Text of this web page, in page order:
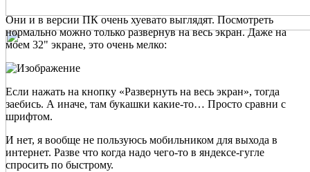
Они и в версии ПК очень хуевато выглядят. Посмотреть
нормально можно только развернув на весь экран. Даже на
моем 32" экране, это очень мелко:
Если нажать на кнопку «Развернуть на весь экран», тогда
заебись. А иначе, там букашки какие-то… Просто сравни с
шрифтом.
И нет, я вообще не пользуюсь мобильником для выхода в
интернет. Разве что когда надо чего-то в яндексе-гугле
спросить по быстрому.